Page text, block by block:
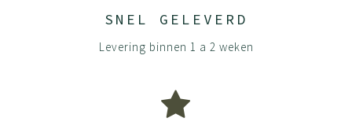
SNEL GELEVERD
Levering binnen 1 a 2 weken